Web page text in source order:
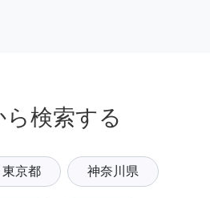
ら検索する
東京都 神奈川県